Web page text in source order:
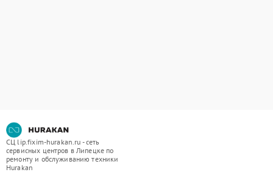
СЦ lip.fixim-hurakan.ru - сеть
сервисных центров в Липецке по
ремонту и обслуживанию техники
Hurakan